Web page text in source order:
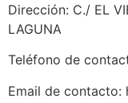
Dirección: C./ EL
LAGUNA
Teléfono de
Email de contacto: